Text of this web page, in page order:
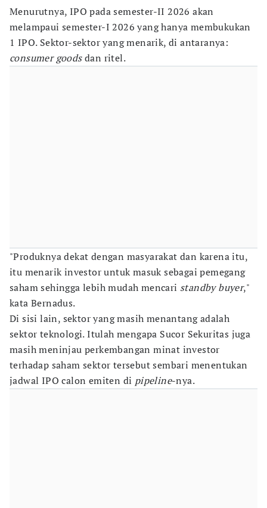
Menurutnya, IPO pada semester-II 2026 akan
melampaui semester-I 2026 yang hanya membukukan
1 IPO. Sektor-sektor yang menarik, di antaranya:
consumer goodsdan ritel.
"Produknya dekat dengan masyarakat dan karena itu,
itu menarik investor untuk masuk sebagai pemegang
saham sehingga lebih mudah mencari standby buyer,"
kata Bernadus.
Di sisi lain, sektor yang masih menantang adalah
sektor teknologi. Itulah mengapa Sucor Sekuritas juga
masih meninjau perkembangan minat investor
terhadap saham sektor tersebut sembari menentukan
jadwal IPO calon emiten di pipeline-nya.